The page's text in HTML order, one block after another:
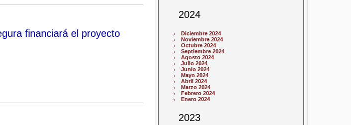
financiará el proyecto
2024
Diciembre 2024
Noviembre 2024
Octubre 2024
Septiembre 2024
Agosto 2024
Julio 2024
Junio 2024
Mayo 2024
Abril 2024
Marzo 2024
Febrero 2024
Enero 2024
2023